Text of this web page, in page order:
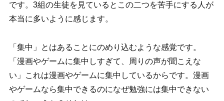
です。3組の生徒を見ているとこの二つを苦手にする人が
本当に多いように感じます。
「集中」とはあることにのめり込むような感覚です。
「漫画やゲームに集中しすぎて、周りの声が聞こえな
い」これは漫画やゲームに集中しているからです。漫画
やゲームなら集中できるのになぜ勉強には集中できない